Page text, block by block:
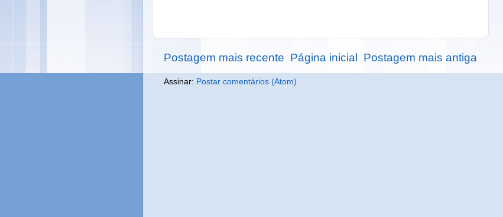
Postagem mais recente Postagem mais antiga
Página inicial
Assinar: Postar comentários (Atom)